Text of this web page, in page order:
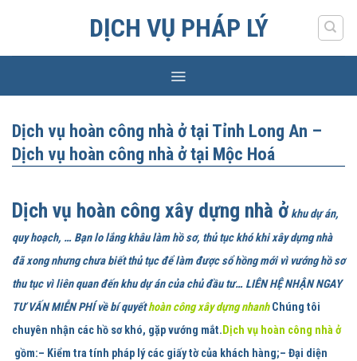
DỊCH VỤ PHÁP LÝ
Dịch vụ hoàn công nhà ở tại Tỉnh Long An –
Dịch vụ hoàn công nhà ở tại Mộc Hoá
Dịch vụ hoàn công xây dựng nhà ởkhu dự án,
quy hoạch, … Bạn lo lắng khâu làm hồ sơ, thủ tục khó khi xây dựng nhà
đã xong nhưng chưa biết thủ tục để làm được sổ hồng mới vì vướng hồ sơ
thu tục vì liên quan đến khu dự án của chủ đầu tư… LIÊN HỆ NHẬN NGAY
TƯ VẤN MIỄN PHÍ về bí quyếthoàn công xây dựng nhanhChúng tôi
chuyên nhận các hồ sơ khó, gặp vướng mắt. Dịch vụ hoàn công nhà ở
gồm:– Kiểm tra tính pháp lý các giấy tờ của khách hàng;– Đại diện